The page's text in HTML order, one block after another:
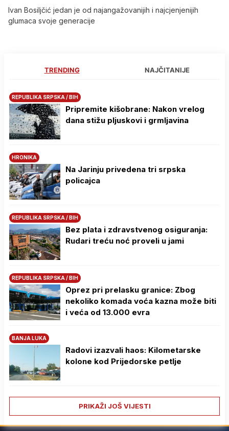
Ivan Bosiljčić jedan je od najangažovanijih i najcjenjenijih
glumaca svoje generacije
TRENDING NAJČITANIJE
REPUBLIKA SRPSKA / BIH
Pripremite kišobrane: Nakon vrelog
dana stižu pljuskovi i grmljavina
HRONIKA
Na Јarinju privedena tri srpska
policajca
REPUBLIKA SRPSKA / BIH
Bez plata i zdravstvenog osiguranja:
Rudari treću noć proveli u jami
REPUBLIKA SRPSKA / BIH
Oprez pri prelasku granice: Zbog
nekoliko komada voća kazna može biti
i veća od 13.000 evra
BANJA LUKA
Radovi izazvali haos: Kilometarske
kolone kod Prijedorske petlje
PRIKAŽI JOŠ VIJESTI